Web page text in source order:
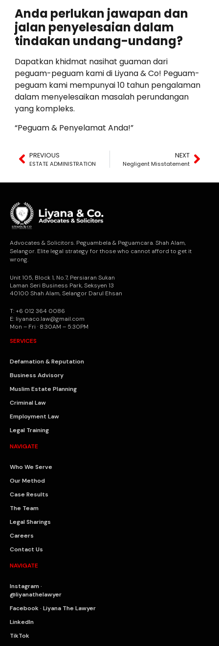
Anda perlukan jawapan dan
jalan penyelesaian dalam
tindakan undang-undang?
Dapatkan khidmat nasihat guaman dari
peguam-peguam kami di Liyana & Co! Peguam-
peguam kami mempunyai 10 tahun pengalaman
dalam menyelesaikan masalah perundangan
yang kompleks.
“Peguam & Penyelamat Anda!”
PREVIOUS
ESTATE ADMINISTRATION
NEXT
Negligent Misstatement
Advocates & Solicitors. Peguambela & Peguamcara. Shah Alam,
Selangor. Elite legal strategy for those who cannot afford to get it
wrong.
Unit 105, Block 1, No.7, Persiaran Sukan
Laman Seri Business Park, Seksyen 13
40100 Shah Alam, Selangor Darul Ehsan
T: +6 012 364 0086
E: liyanaco.law@gmail.com
Mon – Fri · 8:30AM – 5:30PM
SERVICES
Defamation & Reputation
Business Advisory
Muslim Estate Planning
Criminal Law
Employment Law
Legal Training
NAVIGATE
Who We Serve
Our Method
Case Results
The Team
Legal Sharings
Careers
Contact Us
NAVIGATE
Instagram ·
@liyanathelawyer
Facebook · Liyana The Lawyer
LinkedIn
TikTok